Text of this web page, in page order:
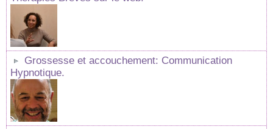
Grossesse et accouchement: Communication
Hypnotique.